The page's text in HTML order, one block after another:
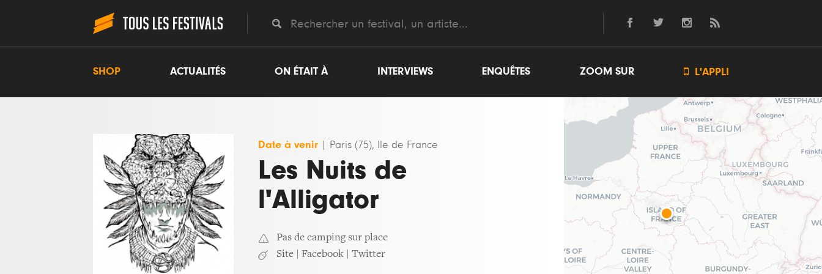
SHOP ACTUALITÉS ON ÉTAIT À INTERVIEWS ENQUÊTES ZOOM SUR  L'APPLI
Date à venir Paris (75), Ile de France
Les Nuits de
l'Alligator
Pas de camping sur place
Site
Facebook Twitter